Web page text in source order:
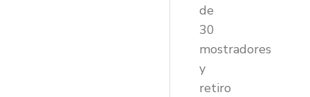
de
30
mostradores
y
retiro